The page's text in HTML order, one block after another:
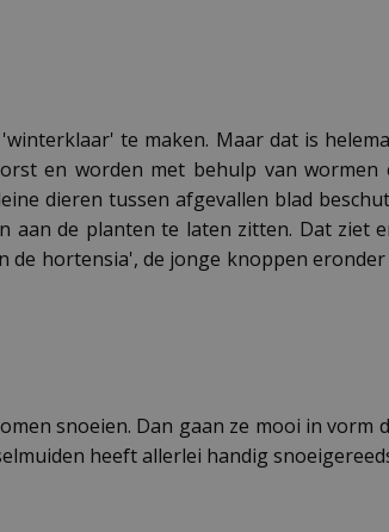
te maken. Maar dat is
en worden met behulp van
dieren tussen afgevallen blad
de planten te laten zitten. Dat
de hortensia', de jonge knoppen
snoeien. Dan gaan ze mooi in
heeft allerlei handig